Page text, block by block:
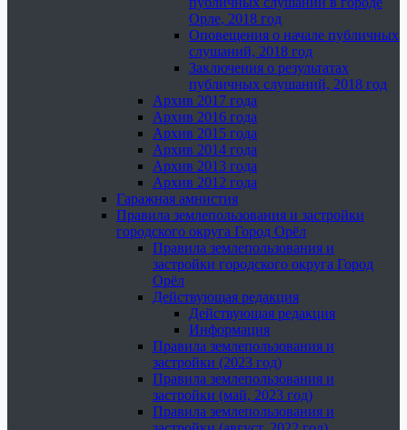
Орле, 2018 год
Оповещения о начале публичных
слушаний, 2018 год
Заключения о результатах
публичных слушаний, 2018 год
Архив 2017 года
Архив 2016 года
Архив 2015 года
Архив 2014 года
Архив 2013 года
Архив 2012 года
Гаражная амнистия
Правила землепользования и застройки
городского округа Город Орёл
Правила землепользования и
застройки городского округа Город
Орёл
Действующая редакция
Действующая редакция
Информация
Правила землепользования и
застройки (2023 год)
Правила землепользования и
застройки (май, 2023 год)
Правила землепользования и